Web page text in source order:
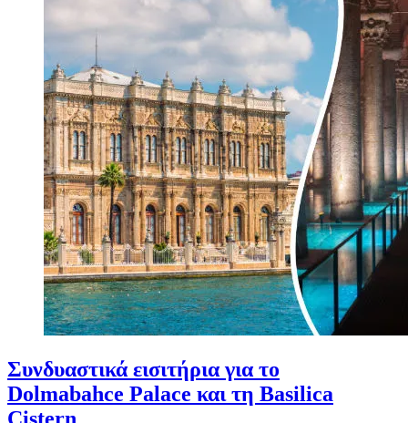
Συνδυαστικά εισιτήρια για το
Dolmabahce Palace και τη Basilica
Cistern